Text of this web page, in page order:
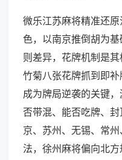
微乐江苏麻将精准还
色，以南京推倒胡为
则差异，花牌机制是
竹菊八张花牌抓到即补
成为牌局逆袭的关键
否带混、能否吃牌、
京、苏州、无锡、常
法，徐州麻将偏向北